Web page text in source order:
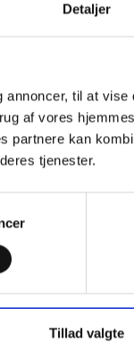
Detaljer
til at
af vores
partnere kan
tjenester.
Tillad valgte